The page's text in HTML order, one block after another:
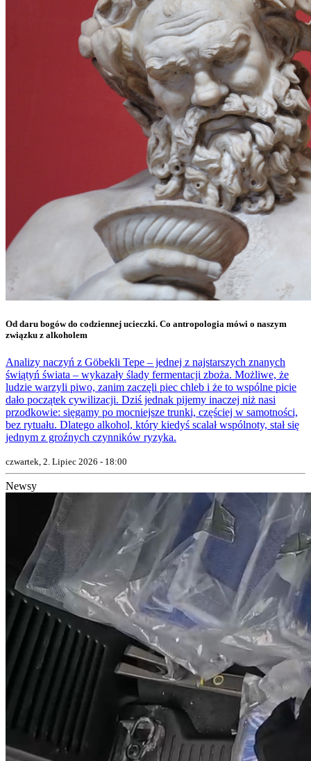
Od daru bogów do codziennej ucieczki. Co antropologia mówi o naszym
związku z alkoholem
Analizy naczyń z Göbekli Tepe – jednej z najstarszych znanych
świątyń świata – wykazały ślady fermentacji zboża. Możliwe, że
ludzie warzyli piwo, zanim zaczęli piec chleb i że to wspólne picie
dało początek cywilizacji. Dziś jednak pijemy inaczej niż nasi
przodkowie: sięgamy po mocniejsze trunki, częściej w samotności,
bez rytuału. Dlatego alkohol, który kiedyś scalał wspólnoty, stał się
jednym z groźnych czynników ryzyka.
czwartek, 2. Lipiec 2026 - 18:00
Newsy